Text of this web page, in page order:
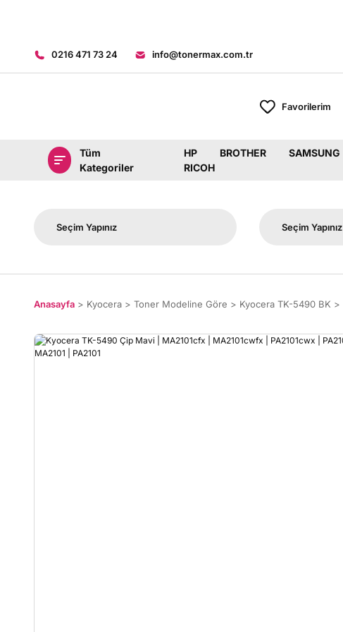
0216 471 73 24 info@tonermax.com.tr
Favorilerim
Tüm
Kategoriler
HP BROTHER SAMSUNG
RICOH
Anasayfa Kyocera Toner Modeline Göre Kyocera TK-5490 BK